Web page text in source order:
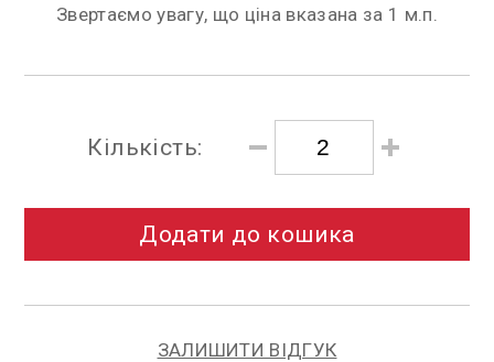
Звертаємо увагу, що ціна вказана за 1 м.п.
Кількість:
Додати до кошика
ЗАЛИШИТИ ВІДГУК